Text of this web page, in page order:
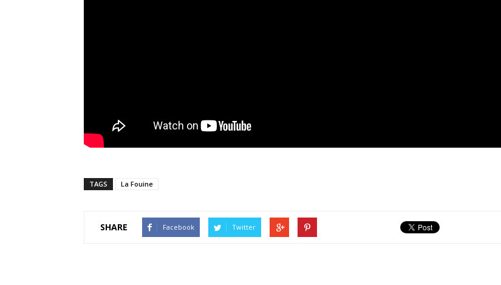
TAGS La Fouine
SHARE Facebook Twitter